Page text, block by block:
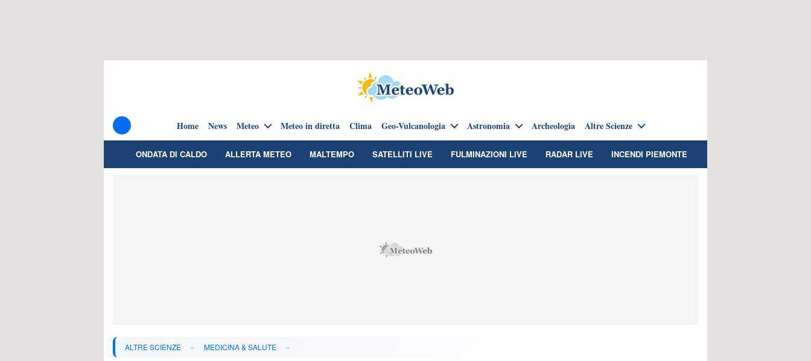
Home News Meteo Meteo in diretta Clima Geo-Vulcanologia Astronomia Archeologia Altre Scienze
ONDATA DI CALDO ALLERTA METEO MALTEMPO SATELLITI LIVE FULMINAZIONI LIVE RADAR LIVE INCENDI PIEMONTE
ALTRE SCIENZE » MEDICINA & SALUTE »